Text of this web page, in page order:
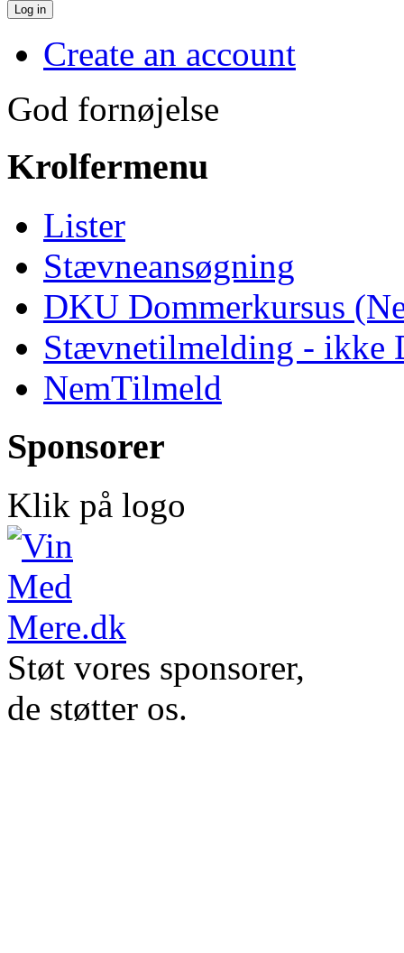
Log in
Create an account
God fornøjelse
Krolfermenu
Lister
Stævneansøgning
DKU Dommerkursus
Stævnetilmelding - ikke
NemTilmeld
Sponsorer
Klik på logo
Støt vores sponsorer,
de støtter os.